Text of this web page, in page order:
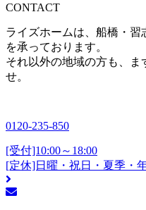
CONTACT
ライズホームは、船橋・
を承っております。
それ以外の地域の方も、ま
せ。
0120-235-850
[受付]10:00～18:00
[定休]日曜・祝日・夏季・